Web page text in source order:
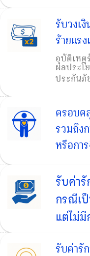
รับวงเ
ร้ายแร
อุบัติเหตุ
ผลประโ
ประกันภั
ครอบค
รวมถึง
หรือกา
รับค่า
กรณีเ
แต่ไม่
รับค่ารั